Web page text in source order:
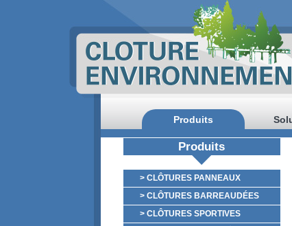
Produits
Produits
> CLÔTURES PANNEAUX
> CLÔTURES BARREAUDÉES
> CLÔTURES SPORTIVES